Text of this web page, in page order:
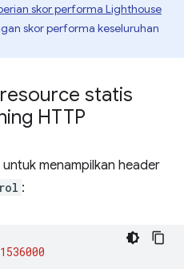
skor performa Lighthouse
skor performa keseluruhan
statis
HTTP
menampilkan header
: